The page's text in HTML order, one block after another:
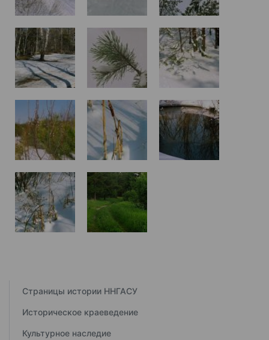
Страницы истории ННГАСУ
Историческое краеведение
Культурное наследие